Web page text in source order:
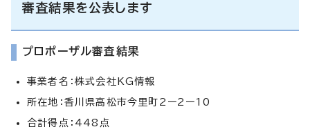
審査結果を公表します
プロポーザル審査結果
事業者名：株式会社KG情報
所在地：香川県高松市今里町2ー2ー10
合計得点：448点